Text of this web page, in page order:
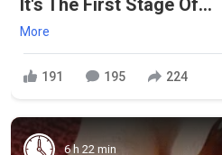
It's The First Stage Of...
More
191 195 224
6 h 22 min